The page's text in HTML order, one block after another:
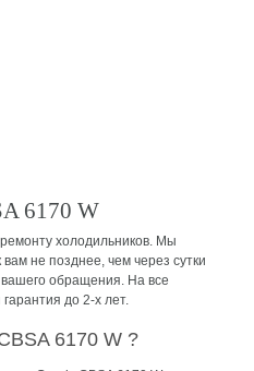
6170 W
холодильников. Мы
не позднее, чем через сутки
обращения. На все
до 2-х лет.
6170 W ?